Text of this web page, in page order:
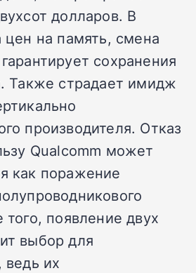
долларов. В
цен на память, смена
сохранения
Также страдает имидж
производителя. Отказ
Qualcomm может
как поражение
появление двух
выбор для
ведь их